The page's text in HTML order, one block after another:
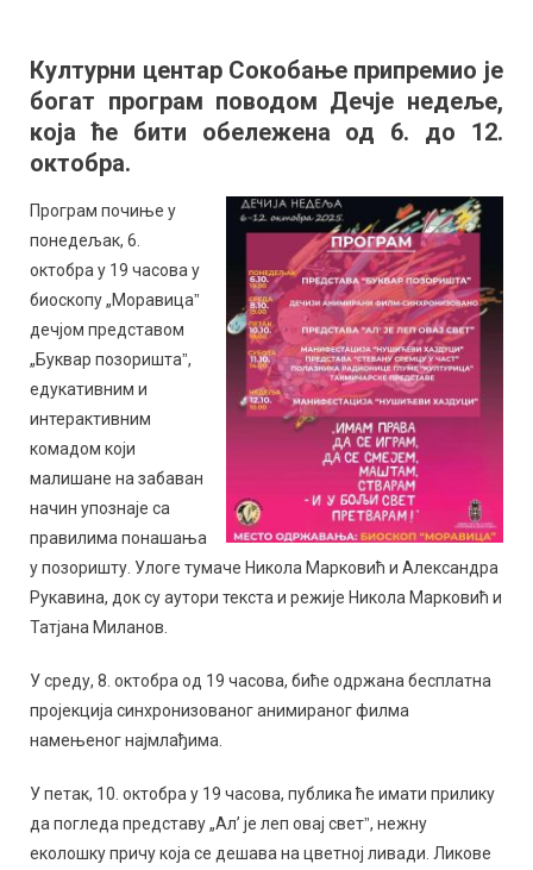
пројекција
и
„Нушићеви
Дечјој
недељи
Културни центар Сокобање припремио је
богат програм поводом Дечје недеље,
која ће бити обележена од 6. до 12.
октобра.
Програм почиње у
понедељак, 6.
октобра у 19 часова у
биоскопу „Моравицаˮ
дечјом представом
„Буквар позориштаˮ,
едукативним и
интерактивним
комадом који
малишане на забаван
начин упознаје са
правилима понашања
у позоришту. Улоге тумаче Никола Марковић и Александра
Рукавина, док су аутори текста и режије Никола Марковић и
Татјана Миланов.
У среду, 8. октобра од 19 часова, биће одржана бесплатна
пројекција синхронизованог анимираног филма
намењеног најмлађима.
У петак, 10. октобра у 19 часова, публика ће имати прилику
да погледа представу „Ал’ је леп овај светˮ, нежну
еколошку причу која се дешава на цветној ливади. Ликове